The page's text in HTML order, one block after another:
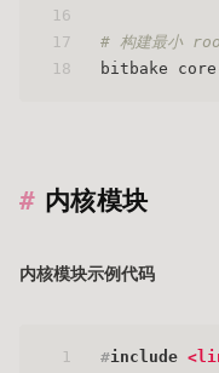
16
17
18
# 构建最小
bitbake
内核模块
内核模块示例代码
1
#include